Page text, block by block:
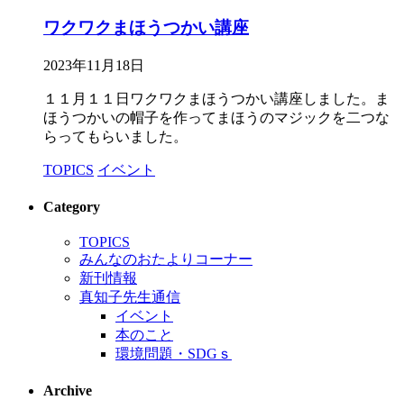
ワクワクまほうつかい講座
2023年11月18日
１１月１１日ワクワクまほうつかい講座しました。ま
ほうつかいの帽子を作ってまほうのマジックを二つな
らってもらいました。
TOPICS イベント
Category
TOPICS
みんなのおたよりコーナー
新刊情報
真知子先生通信
イベント
本のこと
環境問題・SDGｓ
Archive